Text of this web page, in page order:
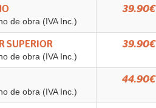
de obra (IVA Inc.)
39.90€
SUPERIOR
de obra (IVA Inc.)
39.90€
de obra (IVA Inc.)
44.90€